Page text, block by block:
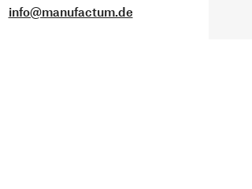
info@manufactum.de